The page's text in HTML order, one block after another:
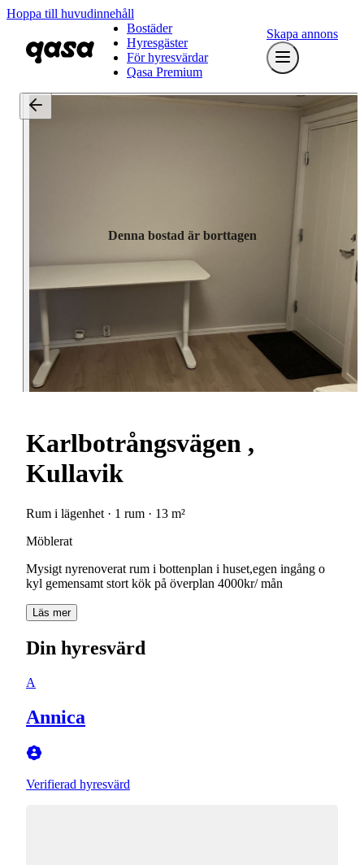
Hoppa till huvudinnehåll
Bostäder
Hyresgäster
För hyresvärdar
Qasa Premium
Skapa annons
Denna bostad är borttagen
Karlbotrångsvägen ,
Kullavik
Rum i lägenhet · 1 rum · 13 m²
Möblerat
Mysigt nyrenoverat rum i bottenplan i huset,egen ingång o
kyl gemensamt stort kök på överplan 4000kr/ mån
Läs mer
Din hyresvärd
A
Annica
Verifierad hyresvärd